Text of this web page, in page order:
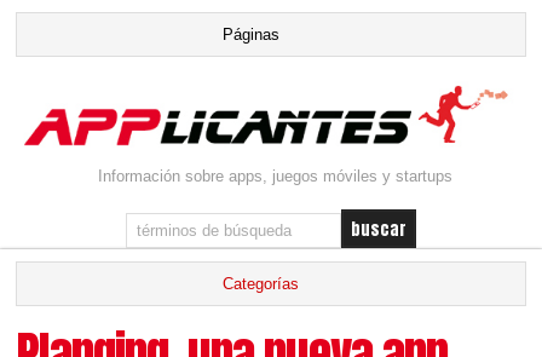
Información sobre apps, juegos móviles y startups